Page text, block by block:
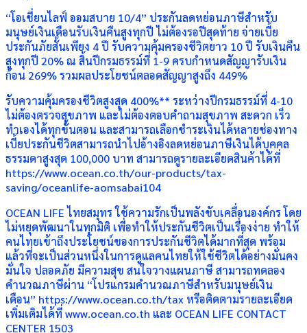
“โอเชี่ยนไลฟ์ ออมสบาย 10/4” ประกันลดหย่อนภาษีสำหรับ
มนุษย์เงินเดือนรับเงินคืนสูงทุกปี ไม่ต้องรอปีสุดท้าย จ่ายเบี้ย
ประกันภัยสั้นเพียง 4 ปี รับความคุ้มครองชีวิตยาว 10 ปี รับเงินคืน
สูงทุกปี 20% ณ สิ้นปีกรมธรรม์ที่ 1-9 ครบกำหนดสัญญารับเงิน
ก้อน 269% รวมผลประโยชน์ตลอดสัญญาสูงถึง 449%
รับความคุ้มครองชีวิตสูงสุด 400%** ระหว่างปีกรมธรรม์ที่ 4-10
ไม่ต้องตรวจสุขภาพ และไม่ต้องตอบคำถามสุขภาพ สะดวก เร็ว
ทำเองได้ทุกขั้นตอน และสามารถเลือกชำระเงินได้หลายช่องทาง
เบี้ยประกันชีวิตสามารถนำไปอ้างอิงลดหย่อนภาษีเงินได้บุคคล
ธรรมดาสูงสุด 100,000 บาท สามารถดูรายละเอียดสินค้าได้ที่
https://www.ocean.co.th/our-products/tax-
saving/oceanlife-aomsabai104
OCEAN LIFE ไทยสมุทร ใช้ความรักเป็นพลังขับเคลื่อนองค์กร โดย
ไม่หยุดพัฒนาในทุกมิติ เพื่อทำให้ประกันชีวิตเป็นเรื่องง่าย ทำให้
คนไทยเข้าถึงประโยชน์ของการประกันชีวิตได้มากที่สุด พร้อม
แล้วที่จะเป็นส่วนหนึ่งในการดูแลคนไทยให้ใช้ชีวิตได้อย่างมั่นคง
มั่นใจ ปลอดภัย มีความสุข สนใจวางแผนภาษี สามารถทดลอง
คำนวณภาษีผ่าน “โปรแกรมคำนวณภาษีสำหรับมนุษย์เงิน
เดือน” https://www.ocean.co.th/tax หรือติดตามรายละเอียด
เพิ่มเติมได้ที่ www.ocean.co.th และ OCEAN LIFE CONTACT
CENTER 1503